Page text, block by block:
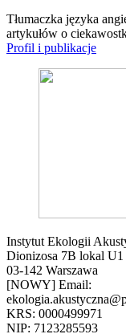
Tłumaczka języka
artykułów o
Profil i publikacje
Instytut Ekologii
Dionizosa 7B lokal U1
03-142 Warszawa
[NOWY] Email:
KRS: 0000499971
NIP: 7123285593